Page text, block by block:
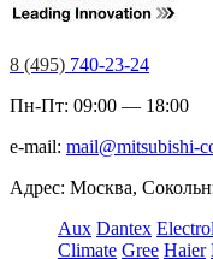
8 (495) 740-23-24
Пн-Пт: 09:00 — 18:00
e-mail: mail@mitsubishi-
Адрес: Москва,
Aux Dantex
Climate Gree Haier